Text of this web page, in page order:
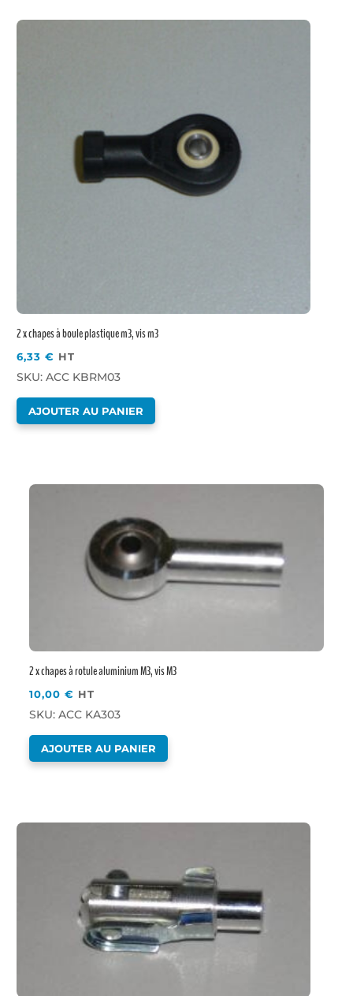
2 x chapes à boule plastique m3, vis m3
6,33€ HT
SKU: ACC KBRM03
AJOUTER AU PANIER
2 x chapes à rotule aluminium M3, vis M3
10,00€ HT
SKU: ACC KA303
AJOUTER AU PANIER